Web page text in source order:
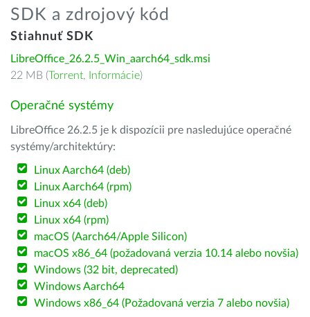
SDK a zdrojový kód
Stiahnuť SDK
LibreOffice_26.2.5_Win_aarch64_sdk.msi
22 MB (Torrent, Informácie)
Operačné systémy
LibreOffice 26.2.5 je k dispozícii pre nasledujúce operačné
systémy/architektúry:
Linux Aarch64 (deb)
Linux Aarch64 (rpm)
Linux x64 (deb)
Linux x64 (rpm)
macOS (Aarch64/Apple Silicon)
macOS x86_64 (požadovaná verzia 10.14 alebo novšia)
Windows (32 bit, deprecated)
Windows Aarch64
Windows x86_64 (Požadovaná verzia 7 alebo novšia)